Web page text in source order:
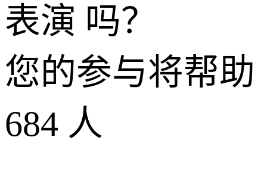
表演 吗？
您的参与将帮助
684 人